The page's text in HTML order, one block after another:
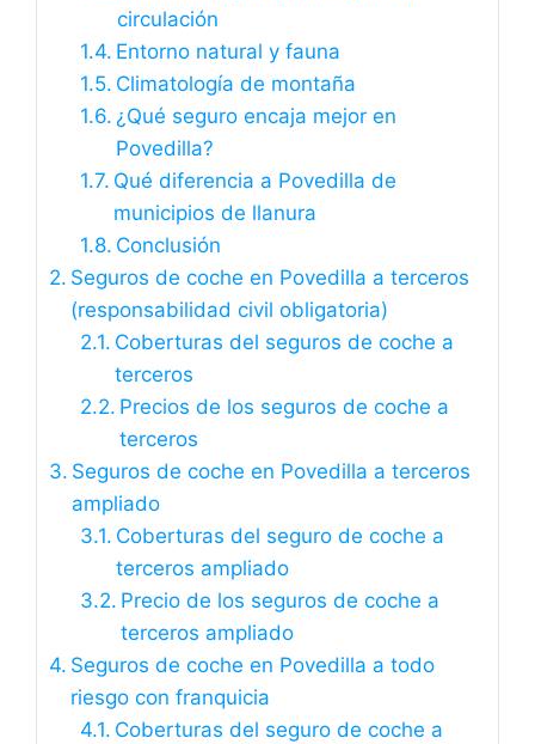
circulación
Entorno natural y fauna
Climatología de montaña
¿Qué seguro encaja mejor en
Povedilla?
Qué diferencia a Povedilla de
municipios de llanura
Conclusión
Seguros de coche en Povedilla a terceros
(responsabilidad civil obligatoria)
Coberturas del seguros de coche a
terceros
Precios de los seguros de coche a
terceros
Seguros de coche en Povedilla a terceros
ampliado
Coberturas del seguro de coche a
terceros ampliado
Precio de los seguros de coche a
terceros ampliado
Seguros de coche en Povedilla a todo
riesgo con franquicia
Coberturas del seguro de coche a